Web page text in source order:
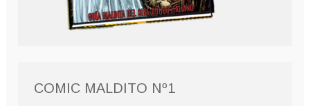
COMIC MALDITO Nº1